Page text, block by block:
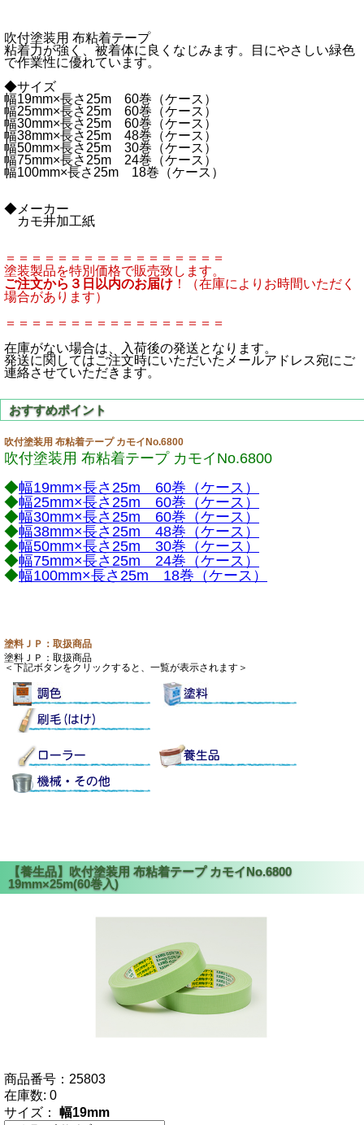
吹付塗装用 布粘着テープ
粘着力が強く、被着体に良くなじみます。目にやさしい緑色
で作業性に優れています。
◆サイズ
幅19mm×長さ25m 60巻（ケース）
幅25mm×長さ25m 60巻（ケース）
幅30mm×長さ25m 60巻（ケース）
幅38mm×長さ25m 48巻（ケース）
幅50mm×長さ25m 30巻（ケース）
幅75mm×長さ25m 24巻（ケース）
幅100mm×長さ25m 18巻（ケース）
◆メーカー
カモ井加工紙
＝＝＝＝＝＝＝＝＝＝＝＝＝＝＝＝＝
塗装製品を特別価格で販売致します。
ご注文から３日以内のお届け ！（在庫によりお時間いただく
場合があります）
＝＝＝＝＝＝＝＝＝＝＝＝＝＝＝＝＝
在庫がない場合は、入荷後の発送となります。
発送に関してはご注文時にいただいたメールアドレス宛にご
連絡させていただきます。
吹付塗装用 布粘着テープ カモイNo.6800
吹付塗装用 布粘着テープ カモイNo.6800
◆幅19mm×長さ25m 60巻（ケース）
◆幅25mm×長さ25m 60巻（ケース）
◆幅30mm×長さ25m 60巻（ケース）
◆幅38mm×長さ25m 48巻（ケース）
◆幅50mm×長さ25m 30巻（ケース）
◆幅75mm×長さ25m 24巻（ケース）
◆幅100mm×長さ25m 18巻（ケース）
塗料ＪＰ：取扱商品
塗料ＪＰ：取扱商品
＜下記ボタンをクリックすると、一覧が表示されます＞
商品番号： 25803
在庫数: 0
サイズ： 幅19mm